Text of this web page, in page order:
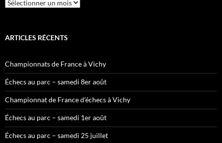
ARTICLES RÉCENTS
Championnats de France à Vichy
Échecs au parc – samedi 8er août
Championnat de France d’échecs à Vichy
Échecs au parc – samedi 1er août
Échecs au parc – samedi 25 juillet